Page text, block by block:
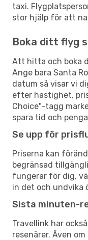
taxi.
stor hjälp för att
Boka ditt flyg
Att hitta och boka
Ange bara Santa
datum så visar vi
efter hastighet,
Choice"-tagg
spara tid och
Se upp för
Priserna kan
begränsad
fungerar för dig,
in det och undvika
Sista minuten-
Travellink har
resenärer. Även